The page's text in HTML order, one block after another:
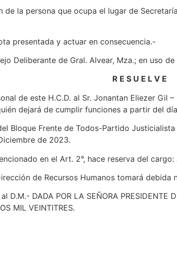
la persona que ocupa el lugar de
presentada y actuar en consecuencia.-
Deliberante de Gral. Alvear, Mza.; en uso
R E S U E L V E
de este H.C.D. al Sr. Jonantan Eliezer Gil
dejará de cumplir funciones a partir del
Bloque Frente de Todos-Partido
de 2023.
en el Art. 2°, hace reserva del
de Recursos Humanos tomará
D.M.- DADA POR LA SEÑORA PRESIDENTE
MIL VEINTITRES.